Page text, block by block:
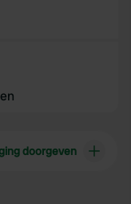
doorgeven